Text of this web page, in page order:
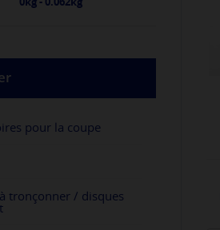
pour la coupe
tronçonner / disques